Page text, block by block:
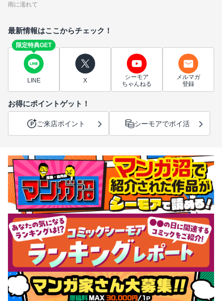
雨に濡れて
最新情報はここからチェック！
限定特典GET
LINE X
シーモア
ちゃんねる
メルマガ
登録
お得にポイントゲット！
ご来店ポイント シーモアでポイ活